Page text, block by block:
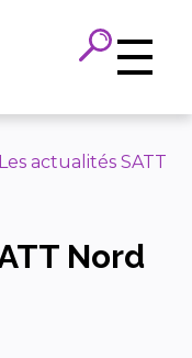
Les actualités SATT
Nord